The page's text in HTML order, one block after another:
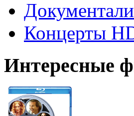
Концерты
Интересные